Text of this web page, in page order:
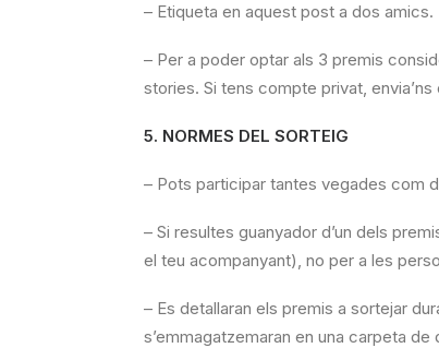
– Etiqueta en aquest post a dos amics.
– Per a poder optar als 3 premis
stories. Si tens compte privat,
5. NORMES DEL SORTEIG
– Pots participar tantes vegades com
– Si resultes guanyador d’un dels
el teu acompanyant), no per a les
– Es detallaran els premis a sortejar
s’emmagatzemaran en una carpeta de